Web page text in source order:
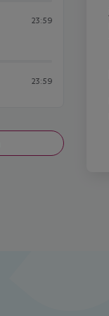
23:59
23:59